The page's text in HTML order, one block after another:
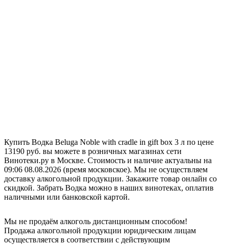
Купить Водка Beluga Noble with cradle in gift box 3 л по цене
13190 руб. вы можете в розничных магазинах сети
Винотеки.ру в Москве. Стоимость и наличие актуальны на
09:06 08.08.2026 (время московское). Мы не осуществляем
доставку алкогольной продукции. Закажите товар онлайн со
скидкой. Забрать Водка можно в наших винотеках, оплатив
наличными или банковской картой.
Мы не продаём алкоголь дистанционным способом!
Продажа алкогольной продукции юридическим лицам
осуществляется в соответствии с действующим